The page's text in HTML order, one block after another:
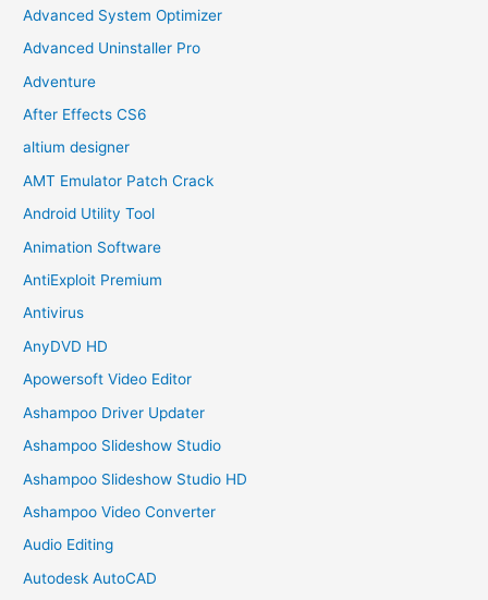
Advanced System Optimizer
Advanced Uninstaller Pro
Adventure
After Effects CS6
altium designer
AMT Emulator Patch Crack
Android Utility Tool
Animation Software
AntiExploit Premium
Antivirus
AnyDVD HD
Apowersoft Video Editor
Ashampoo Driver Updater
Ashampoo Slideshow Studio
Ashampoo Slideshow Studio HD
Ashampoo Video Converter
Audio Editing
Autodesk AutoCAD